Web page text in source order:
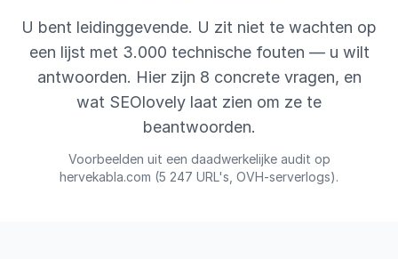
U bent leidinggevende. U zit niet te wachten op
een lijst met 3.000 technische fouten — u wilt
antwoorden. Hier zijn 8 concrete vragen, en
wat SEOlovely laat zien om ze te
beantwoorden.
Voorbeelden uit een daadwerkelijke audit op
hervekabla.com (5 247 URL's, OVH-serverlogs).